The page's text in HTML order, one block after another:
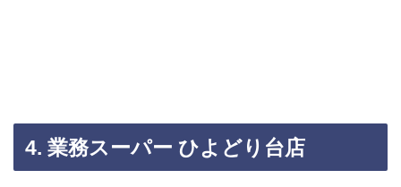
4. 業務スーパー ひよどり台店